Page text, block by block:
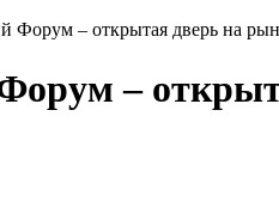
Форум – открытая дверь на
–